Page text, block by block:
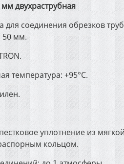
двухраструбная
для соединения обрезков
50 мм.
температура: +95°С.
уплотнение из
кольцом.